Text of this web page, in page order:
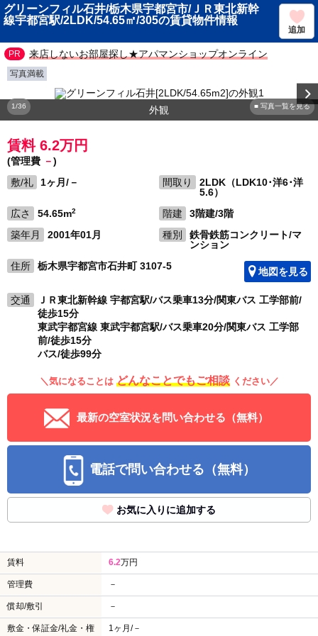
グリーンフィル石井/栃木県宇都宮市/ＪＲ東北新幹
線宇都宮駅/2LDK/54.65㎡/305の賃貸物件情報
追加
来店しないお部屋探し★アパマンショップオンライン
写真満載
■ 写真一覧を見る
1/36 外観
賃料 6.2万円
(管理費 －)
敷/礼
1ヶ月/－ 間取り
2LDK（LDK10･洋6･洋
5.6）
広さ
54.65m2 階建
3階建/3階
築年月
2001年01月 種別
鉄骨鉄筋コンクリート/マ
ンション
住所
栃木県宇都宮市石井町 3107-5 地図を見る
交通
ＪＲ東北新幹線 宇都宮駅/バス乗車13分/関東バス 工学部前/
徒歩15分
東武宇都宮線 東武宇都宮駅/バス乗車20分/関東バス 工学部
前/徒歩15分
バス/徒歩99分
＼気になることは どんなことでもご相談 ください／
最新の空室状況を問い合わせる（無料）
電話で問い合わせる（無料）
お気に入りに追加する
賃料 6.2万円
管理費 －
償却/敷引 －
敷金・保証金/礼金・権
1ヶ月/－